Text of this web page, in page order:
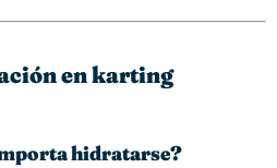
en karting
hidratarse?